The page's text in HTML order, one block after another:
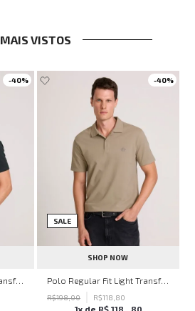
MAIS VISTOS
-40%
Polo Regular Fit Light Transfer Verde Escuro John John Masculina
-40%
SALE
SHOP NOW
Polo Regular Fit Light Transfer Bege Médio John John Masculina
R$198,00 R$118 80
1x de R$ 118 80